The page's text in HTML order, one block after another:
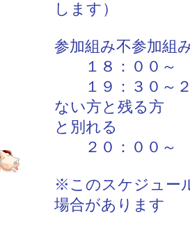
します）
参加組み不参加組
１８：００～
１９：３０～２
ない方と残る方
と別れる
２０：００～
※このスケジュー
場合があります